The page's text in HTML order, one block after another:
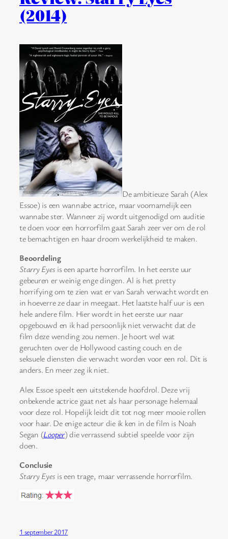
(2014)
De ambitieuze Sarah (Alex
Essoe) is een wannabe actrice, maar voornamelijk een
wannabe ster. Wanneer zij wordt uitgenodigd om auditie
te doen voor een horrorfilm gaat Sarah zeer ver om de rol
te bemachtigen en haar droom werkelijkheid te maken.
Beoordeling
Starry Eyes is een aparte horrorfilm. In het eerste uur
gebeuren er weinig enge dingen. Al is het pretty
horrifying om te zien wat er van Sarah verwacht wordt en
in hoeverre ze daar in meegaat. Het laatste half uur is een
hele andere film. Hier wordt in het eerste uur naar
opgebouwd en ik had persoonlijk niet verwacht dat de
film deze wending zou nemen. Je hoort wel wat
geruchten over de Hollywood casting couch en de
seksuele diensten die verwacht worden voor een rol. Dit is
anders. En meer zeg ik niet.
Alex Essoe speelt een uitstekende hoofdrol. Deze vrij
onbekende actrice gaat net als haar personage helemaal
voor deze rol. Hopelijk leidt dit tot nog meer mooie rollen
voor haar. De enige acteur die ik ken in de film is Noah
Segan (Looper) die verrassend subtiel speelde voor zijn
doen.
Conclusie
Starry Eyes is een trage, maar verrassende horrorfilm.
1 september 2017